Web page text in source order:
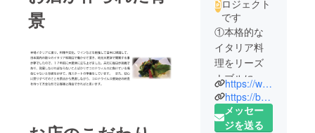
景
ロジェクト
です
①本格的な
イタリア料
理をリーズ
ナブルに味
わえる店
②千葉県木
更津市の郊
https://www.facebook.com/buonafortuna2004/
https://buona-fortuna-kisarazu.net/
メッセー
ジを送る